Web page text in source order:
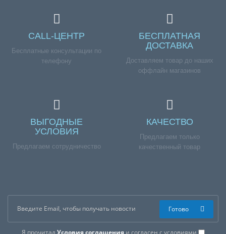
CALL-ЦЕНТР
Бесплатные консультации по
телефону
БЕСПЛАТНАЯ
ДОСТАВКА
Доставляем товар до наших
оффлайн магазинов
ВЫГОДНЫЕ
УСЛОВИЯ
Предлагаем сотрудничество
КАЧЕСТВО
Предлагаем только
качественный товар
Я прочитал Условия соглашенияи согласен с условиями
Готово